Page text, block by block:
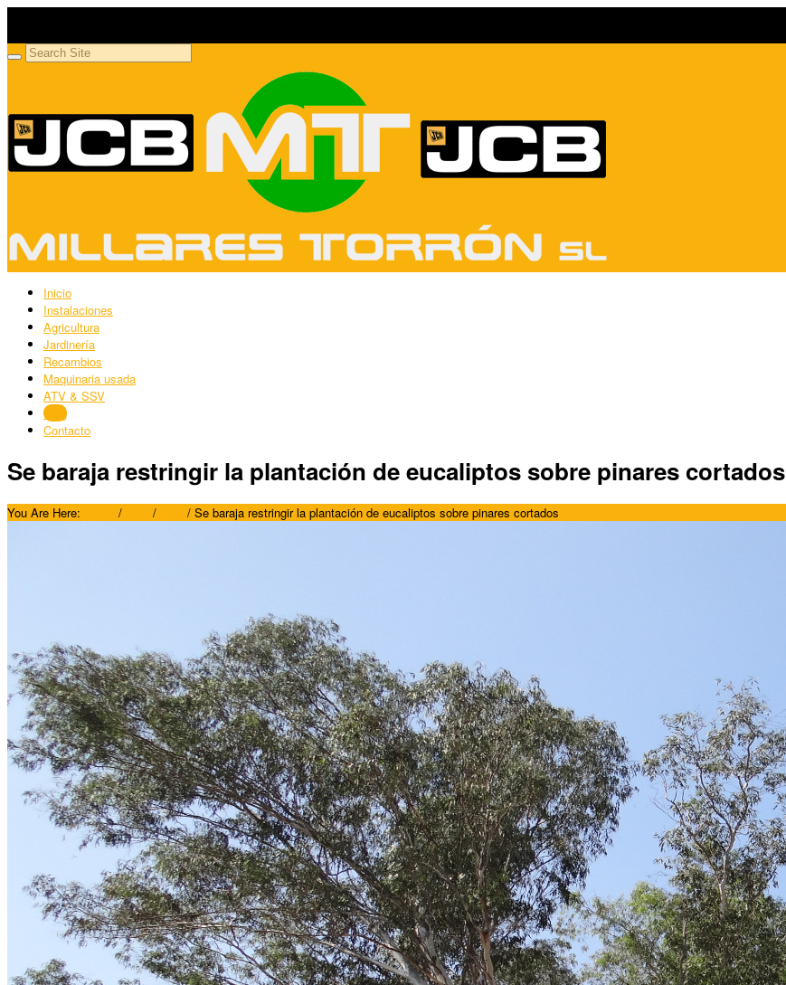
Inicio
Instalaciones
Agricultura
Jardinería
Recambios
Maquinaria usada
ATV & SSV
Blog
Contacto
Se baraja restringir la plantación de eucaliptos sobre pinares cortados
You Are Here: / / / Se baraja restringir la plantación de eucaliptos sobre pinares cortados